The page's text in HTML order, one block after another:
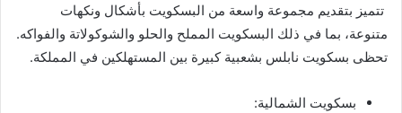
تتميز بتقديم مجموعة واسعة من البسكويت بأشكال ونكهات
متنوعة، بما في ذلك البسكويت المملح والحلو والشوكولاتة والفواكه.
تحظى بسكويت نابلس بشعبية كبيرة بين المستهلكين في المملكة.
بسكويت الشمالية: